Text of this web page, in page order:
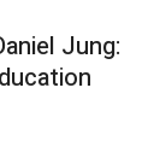
Jung: